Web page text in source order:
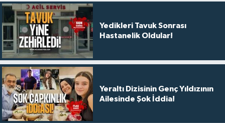
Yedikleri Tavuk Sonrası
Hastanelik Oldular!
Yeraltı Dizisinin Genç Yıldızının
Ailesinde Şok İddia!